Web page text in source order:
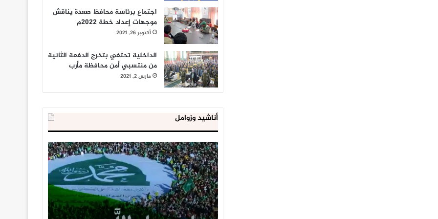
اجتماع برئاسة محافظ صعدة يناقش
موجهات إعداد خطة 2022م
أكتوبر 26, 2021
الداخلية تحتفي بتخرج الدفعة الثانية
من منتسبي أمن محافظة مأرب
مارس 2, 2021
أناشيد وزوامل
العدو
الإسرائيلي
اعتقل
543
طفلا
فلسطينيا
خلال
يناير 31, 2021
الداخلية
المصرية
إحباط
‘مخطط
كبير’
للإخوان